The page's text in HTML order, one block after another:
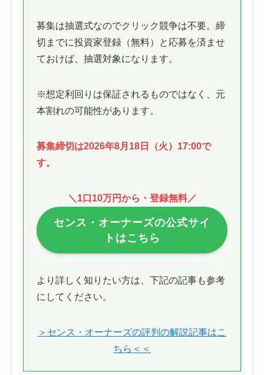
募集は抽選式なのでクリック競争は不要。締
切までに投資家登録（無料）と応募を済ませ
ておけば、抽選対象になります。
※想定利回りは保証されるものではなく、元
本割れの可能性があります。
募集締切は2026年8月18日（火）17:00で
す。
＼1口10万円から・登録無料／
センス・オーナーズの公式サイ
トはこちら
より詳しく知りたい方は、下記の記事も参考
にしてください。
＞センス・オーナーズの評判の解説記事はこ
ちら＜＜